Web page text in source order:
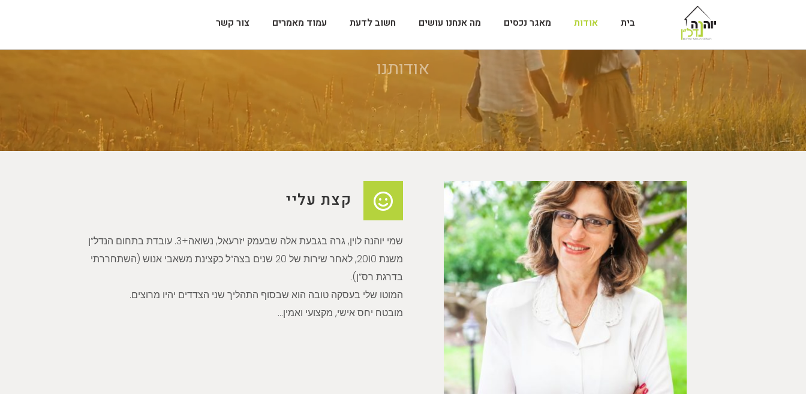
בית אודות מאגר נכסים מה אנחנו עושים חשוב לדעת עמוד מאמרים צור קשר
אודותנו
קצת עליי
שמי יוהנה לוין, גרה בגבעת אלה ש
בעמק יזרעאל, נשואה+3. עובדת בתחום הנדל”ן
משנת 2010
, לאחר שירות של 20 שנים בצה”ל כקצינת משאבי אנוש (השתחררתי
בדרגת רס”ן).
המוטו שלי בעסקה טובה הוא שבסוף התהליך שני הצדדים יהיו מרוצים.
מובטח יחס אישי, מקצועי ואמין…